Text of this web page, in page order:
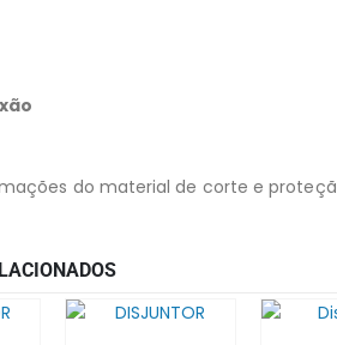
do material de corte e